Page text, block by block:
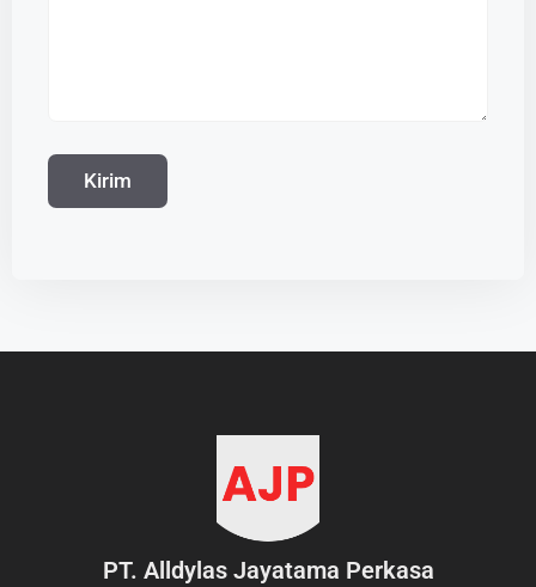
PT. Alldylas Jayatama Perkasa